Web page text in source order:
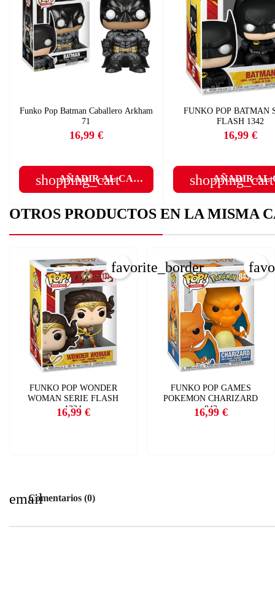
Funko Pop Batman Caballero Arkham
71
Precio
16,99 €
shopping_cart
AÑADIR AL CARRITO
FUNKO POP BATMAN
FLASH 1342
Precio
16,99 €
shopping_cart
AÑADIR AL
OTROS PRODUCTOS EN LA MISMA
FUNKO POP WONDER
WOMAN SERIE FLASH
1334
Precio
16,99 €
favorite_border
FUNKO POP GAMES
POKEMON CHARIZARD
843
Precio
16,99 €
emailComentarios (0)